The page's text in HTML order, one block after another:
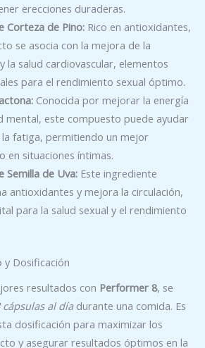
erecciones duraderas.
Corteza de Pino:Rico en antioxidantes,
se asocia con la mejora de la
la salud cardiovascular, elementos
para el rendimiento sexual óptimo.
Conocida por mejorar la energía
mental, este compuesto puede ayudar
la fatiga, permitiendo un mejor
en situaciones íntimas.
Semilla de Uva:Este ingrediente
antioxidantes y mejora la circulación,
para la salud sexual y el rendimiento
y Dosificación
resultados con Performer 8, se
cápsulas al díadurante una comida. Es
dosificación para maximizar los
y asegurar resultados óptimos en la